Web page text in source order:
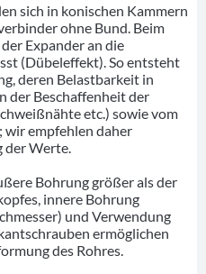
sich in konischen Kammern
ohne Bund. Beim
Expander an die
(Dübeleffekt). So entsteht
deren Belastbarkeit in
der Beschaffenheit der
etc.) sowie vom
wir empfehlen daher
der Werte.
Bohrung größer als der
innere Bohrung
und Verwendung
ermöglichen
des Rohres.